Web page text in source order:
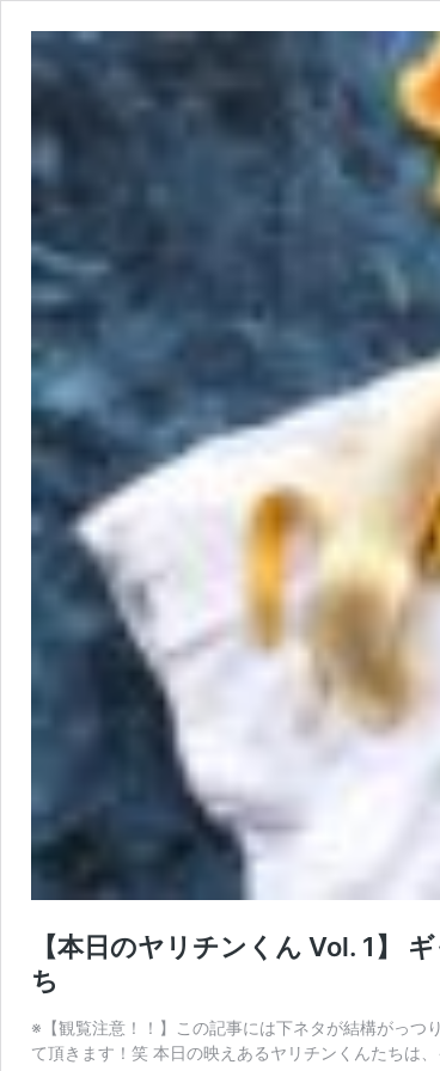
【本日のヤリチンくん Vol. 1】
ち
※【観覧注意！！】この記事には下ネタが結構がっつ
て頂きます！笑 本日の映えあるヤリチンくんたちは